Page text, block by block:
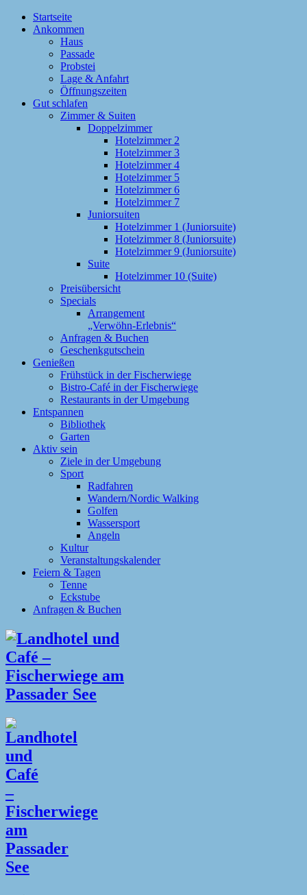
Startseite
Ankommen
Haus
Passade
Probstei
Lage & Anfahrt
Öffnungszeiten
Gut schlafen
Zimmer & Suiten
Doppelzimmer
Hotelzimmer 2
Hotelzimmer 3
Hotelzimmer 4
Hotelzimmer 5
Hotelzimmer 6
Hotelzimmer 7
Juniorsuiten
Hotelzimmer 1 (Juniorsuite)
Hotelzimmer 8 (Juniorsuite)
Hotelzimmer 9 (Juniorsuite)
Suite
Hotelzimmer 10 (Suite)
Preisübersicht
Specials
Arrangement
„Verwöhn-Erlebnis“
Anfragen & Buchen
Geschenkgutschein
Genießen
Frühstück in der Fischerwiege
Bistro-Café in der Fischerwiege
Restaurants in der Umgebung
Entspannen
Bibliothek
Garten
Aktiv sein
Ziele in der Umgebung
Sport
Radfahren
Wandern/Nordic Walking
Golfen
Wassersport
Angeln
Kultur
Veranstaltungskalender
Feiern & Tagen
Tenne
Eckstube
Anfragen & Buchen